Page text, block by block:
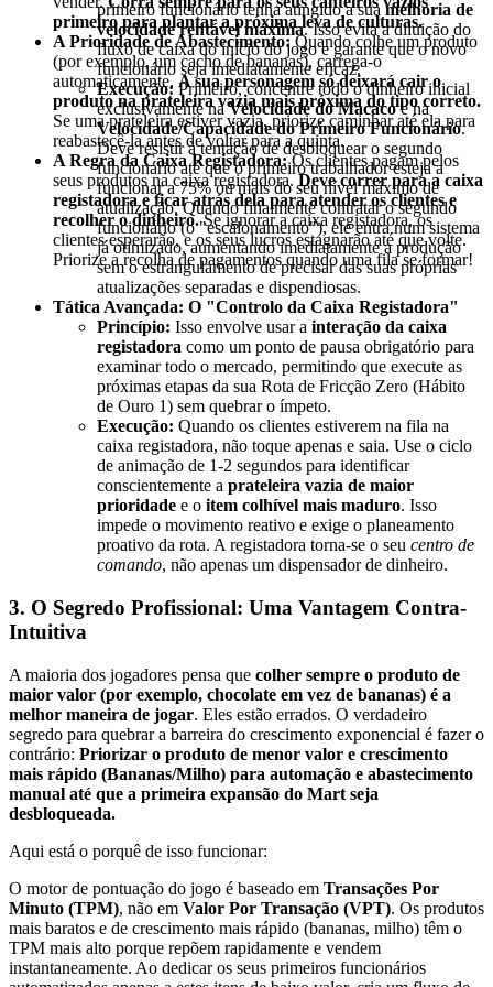
primeiro para plantar a próxima leva de culturas.
A Prioridade de Abastecimento:Quando colhe um produto
(por exemplo, um cacho de bananas), carrega-o
automaticamente.A sua personagem só deixará cair o
produto na prateleira vazia mais próxima do tipo correto.
Se uma prateleira estiver vazia, priorize caminhar até ela para
reabastecê-la antes de voltar para a quinta.
A Regra da Caixa Registadora:Os clientes pagam pelos
seus produtos na caixa registadora.Deve correr para a caixa
registadora e ficar atrás dela para atender os clientes e
recolher o dinheiro.Se ignorar a caixa registadora, os
clientes esperarão, e os seus lucros estagnarão até que volte.
Priorize a recolha de pagamentos quando uma fila se formar!
primeiro funcionário tenha atingido a suamelhoria de
velocidade rentável máxima. Isso evita a diluição do
fluxo de caixa do início do jogo e garante que o novo
funcionário seja imediatamente eficaz.
Execução: Primeiro, concentre todo o dinheiro inicial
exclusivamente naVelocidade do Macacoe na
Velocidade/Capacidade do Primeiro Funcionário.
Deve resistir à tentação de desbloquear o segundo
funcionário até que o primeiro trabalhador esteja a
funcionar a 75% ou mais do seu nível máximo de
atualização. Quando finalmente contratar o segundo
funcionário (o "escalonamento"), ele entra num sistema
já otimizado, aumentando imediatamente a produção
sem o estrangulamento de precisar das suas próprias
atualizações separadas e dispendiosas.
Tática Avançada: O "Controlo da Caixa Registadora"
Princípio: Isso envolve usar a interação da caixa
registadora como um ponto de pausa obrigatório para
examinar todo o mercado, permitindo que execute as
próximas etapas da sua Rota de Fricção Zero (Hábito
de Ouro 1) sem quebrar o ímpeto.
Execução: Quando os clientes estiverem na fila na
caixa registadora, não toque apenas e saia. Use o ciclo
de animação de 1-2 segundos para identificar
conscientemente a prateleira vazia de maior
prioridade e o item colhível mais maduro. Isso
impede o movimento reativo e exige o planeamento
proativo da rota. A registadora torna-se o seu centro de
comando, não apenas um dispensador de dinheiro.
3. O Segredo Profissional: Uma Vantagem Contra-
Intuitiva
A maioria dos jogadores pensa que colher sempre o produto de
maior valor (por exemplo, chocolate em vez de bananas) é a
melhor maneira de jogar. Eles estão errados. O verdadeiro
segredo para quebrar a barreira do crescimento exponencial é fazer o
contrário: Priorizar o produto de menor valor e crescimento
mais rápido (Bananas/Milho) para automação e abastecimento
manual até que a primeira expansão do Mart seja
desbloqueada.
Aqui está o porquê de isso funcionar:
O motor de pontuação do jogo é baseado em Transações Por
Minuto (TPM), não em Valor Por Transação (VPT). Os produtos
mais baratos e de crescimento mais rápido (bananas, milho) têm o
TPM mais alto porque repõem rapidamente e vendem
instantaneamente. Ao dedicar os seus primeiros funcionários